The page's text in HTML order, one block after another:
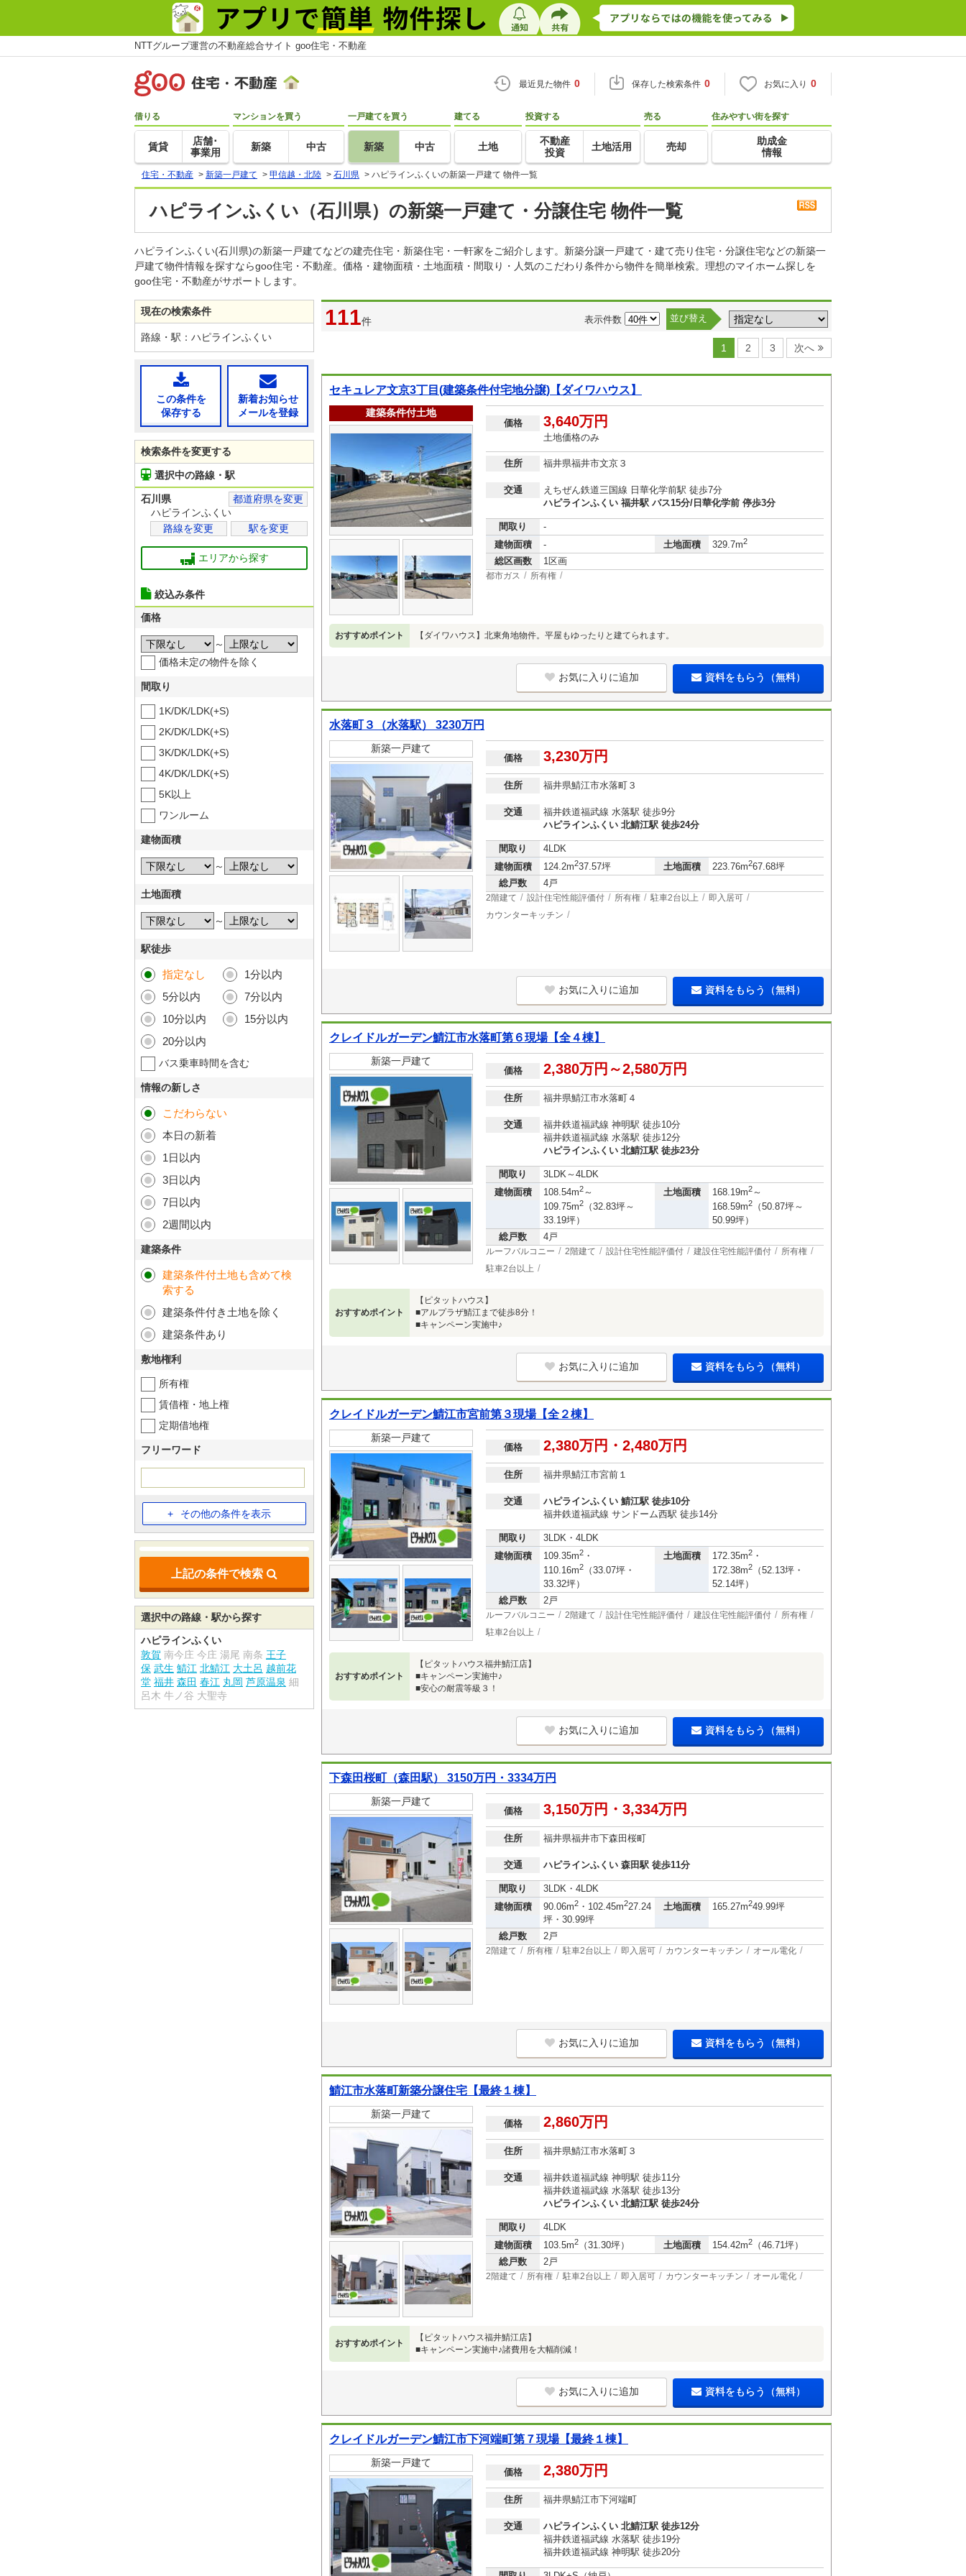
NTTグループ運営の不動産総合サイト goo住宅・不動産
最近見た物件 0 保存した検索条件 0 お気に入り 0
借りる
賃貸
店舗･
事業用
マンションを買う
新築 中古
一戸建てを買う
新築 中古
建てる
土地
投資する
不動産
投資
土地活用
売る
売却
住みやすい街を探す
助成金
情報
住宅・不動産 > 新築一戸建て > 甲信越・北陸 > 石川県 > ハピラインふくいの新築一戸建て 物件一覧
ハピラインふくい（石川県）の新築一戸建て・分譲住宅 物件一覧
ハピラインふくい(石川県)の新築一戸建てなどの建売住宅・新築住宅・一軒家をご紹介します。新築分譲一戸建て・建て売り住宅・分譲住宅などの新築一
戸建て物件情報を探すならgoo住宅・不動産。価格・建物面積・土地面積・間取り・人気のこだわり条件から物件を簡単検索。理想のマイホーム探しを
goo住宅・不動産がサポートします。
111件 表示件数 並び替え
1 2 3 次へ
セキュレア文京3丁目(建築条件付宅地分譲)【ダイワハウス】
建築条件付土地
価格 3,640万円
土地価格のみ
住所 福井県福井市文京３
交通
えちぜん鉄道三国線 日華化学前駅 徒歩7分
ハピラインふくい 福井駅 バス15分/日華化学前 停歩3分
間取り
-
建物面積
- 土地面積 329.7m2
総区画数 1区画
都市ガス 所有権
おすすめポイント 【ダイワハウス】北東角地物件。平屋もゆったりと建てられます。
お気に入りに追加 資料をもらう（無料）
水落町３（水落駅） 3230万円
新築一戸建て
価格 3,230万円
住所 福井県鯖江市水落町３
交通
福井鉄道福武線 水落駅 徒歩9分
ハピラインふくい 北鯖江駅 徒歩24分
間取り
4LDK
建物面積
124.2m237.57坪 土地面積 223.76m267.68坪
総戸数
4戸
2階建て 設計住宅性能評価付 所有権 駐車2台以上
即入居可
カウンターキッチン
お気に入りに追加 資料をもらう（無料）
クレイドルガーデン鯖江市水落町第６現場【全４棟】
新築一戸建て
価格 2,380万円～2,580万円
住所 福井県鯖江市水落町４
交通
福井鉄道福武線 神明駅 徒歩10分
福井鉄道福武線 水落駅 徒歩12分
ハピラインふくい 北鯖江駅 徒歩23分
間取り
3LDK～4LDK
建物面積
108.54m2～
109.75m2
（32.83坪～
33.19坪）
土地面積 168.19m2～
168.59m2
（50.87坪～
50.99坪）
総戸数
4戸
ルーフバルコニー 2階建て 設計住宅性能評価付 建設住宅性能評価付
所有権
駐車2台以上
おすすめポイント
【ピタットハウス】
■アルプラザ鯖江まで徒歩8分！
■キャンペーン実施中♪
お気に入りに追加 資料をもらう（無料）
クレイドルガーデン鯖江市宮前第３現場【全２棟】
新築一戸建て
価格 2,380万円・2,480万円
住所 福井県鯖江市宮前１
交通
ハピラインふくい 鯖江駅 徒歩10分
福井鉄道福武線 サンドーム西駅 徒歩14分
間取り
3LDK・4LDK
建物面積
109.35m2 ・
110.16m2
（33.07坪・
33.32坪）
土地面積 172.35m2 ・
172.38m2
（52.13坪・
52.14坪）
総戸数
2戸
ルーフバルコニー 2階建て 設計住宅性能評価付 建設住宅性能評価付
所有権
駐車2台以上
おすすめポイント
【ピタットハウス福井鯖江店】
■キャンペーン実施中♪
■安心の耐震等級３！
お気に入りに追加 資料をもらう（無料）
下森田桜町（森田駅） 3150万円・3334万円
新築一戸建て
価格 3,150万円・3,334万円
住所 福井県福井市下森田桜町
交通 ハピラインふくい 森田駅 徒歩11分
間取り
3LDK・4LDK
建物面積
90.06m2 ・102.45m227.24
坪・30.99坪
土地面積 165.27m249.99坪
総戸数 2戸
2階建て 所有権 駐車2台以上 即入居可 カウンターキッチン オール電化
お気に入りに追加 資料をもらう（無料）
鯖江市水落町新築分譲住宅【最終１棟】
新築一戸建て
価格 2,860万円
住所 福井県鯖江市水落町３
交通
福井鉄道福武線 神明駅 徒歩11分
福井鉄道福武線 水落駅 徒歩13分
ハピラインふくい 北鯖江駅 徒歩24分
間取り
4LDK
建物面積
103.5m2 （31.30坪） 土地面積 154.42m2
（46.71坪）
総戸数
2戸
2階建て 所有権 駐車2台以上 即入居可 カウンターキッチン オール電化
おすすめポイント
【ピタットハウス福井鯖江店】
■キャンペーン実施中♪諸費用を大幅削減！
お気に入りに追加 資料をもらう（無料）
クレイドルガーデン鯖江市下河端町第７現場【最終１棟】
新築一戸建て
価格 2,380万円
住所 福井県鯖江市下河端町
交通
ハピラインふくい 北鯖江駅 徒歩12分
福井鉄道福武線 水落駅 徒歩19分
福井鉄道福武線 神明駅 徒歩20分
現在の検索条件
路線・駅：ハピラインふくい
この条件を
保存する
新着お知らせ
メールを登録
検索条件を変更する
選択中の路線・駅
石川県
都道府県を変更
ハピラインふくい
路線を変更
駅を変更
エリアから探す
絞込み条件
価格
～
価格未定の物件を除く
間取り
1K/DK/LDK(+S)
2K/DK/LDK(+S)
3K/DK/LDK(+S)
4K/DK/LDK(+S)
5K以上
ワンルーム
建物面積
～
土地面積
～
駅徒歩
指定なし
1分以内
5分以内
7分以内
10分以内
15分以内
20分以内
バス乗車時間を含む
情報の新しさ
こだわらない
本日の新着
1日以内
3日以内
7日以内
2週間以内
建築条件
建築条件付土地も含めて検
索する
建築条件付き土地を除く
建築条件あり
敷地権利
所有権
賃借権・地上権
定期借地権
フリーワード
その他の条件を表示
上記の条件で検索
選択中の路線・駅から探す
ハピラインふくい
敦賀 南今庄 今庄 湯尾 南条 王子
保 武生 鯖江 北鯖江 大土呂 越前花
堂 福井 森田 春江 丸岡 芦原温泉 細
呂木 牛ノ谷 大聖寺